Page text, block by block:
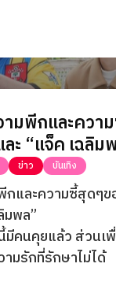
ามพีกและควา
“แจ็ค เฉลิม
ข่าว บันเทิง
กและความซี้สุดๆ
มพล”
คนคุยแล้ว ส่วนเ
มรักที่รักษาไม่ได้